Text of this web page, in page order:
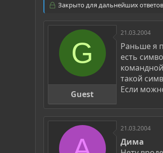
о
т
а
а
а
л
а
Закрыто для дальнейших
G
Guest
21.03.2004
Раньше я
есть
такой
Если
21.03.2004
Дима